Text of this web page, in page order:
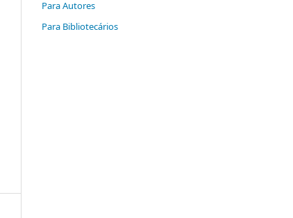
Para Autores
Para Bibliotecários